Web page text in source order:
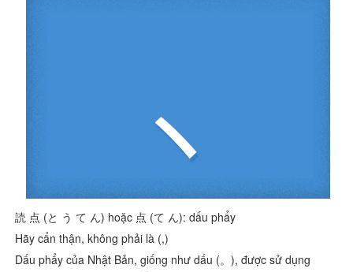
読 点 (と う て ん) hoặc 点 (て ん): dấu phẩy
Hãy cẩn thận, không phải là (,)
Dấu phẩy của Nhật Bản, giống như dấu (。), được sử dụng